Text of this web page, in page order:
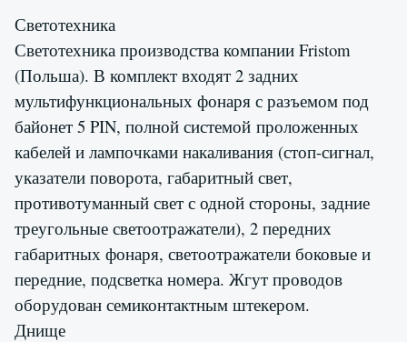
Светотехника
Светотехника производства компании Fristom
(Польша). В комплект входят 2 задних
мультифункциональных фонаря с разъемом под
байонет 5 PIN, полной системой проложенных
кабелей и лампочками накаливания (стоп-сигнал,
указатели поворота, габаритный свет,
противотуманный свет с одной стороны, задние
треугольные светоотражатели), 2 передних
габаритных фонаря, светоотражатели боковые и
передние, подсветка номера. Жгут проводов
оборудован семиконтактным штекером.
Днище